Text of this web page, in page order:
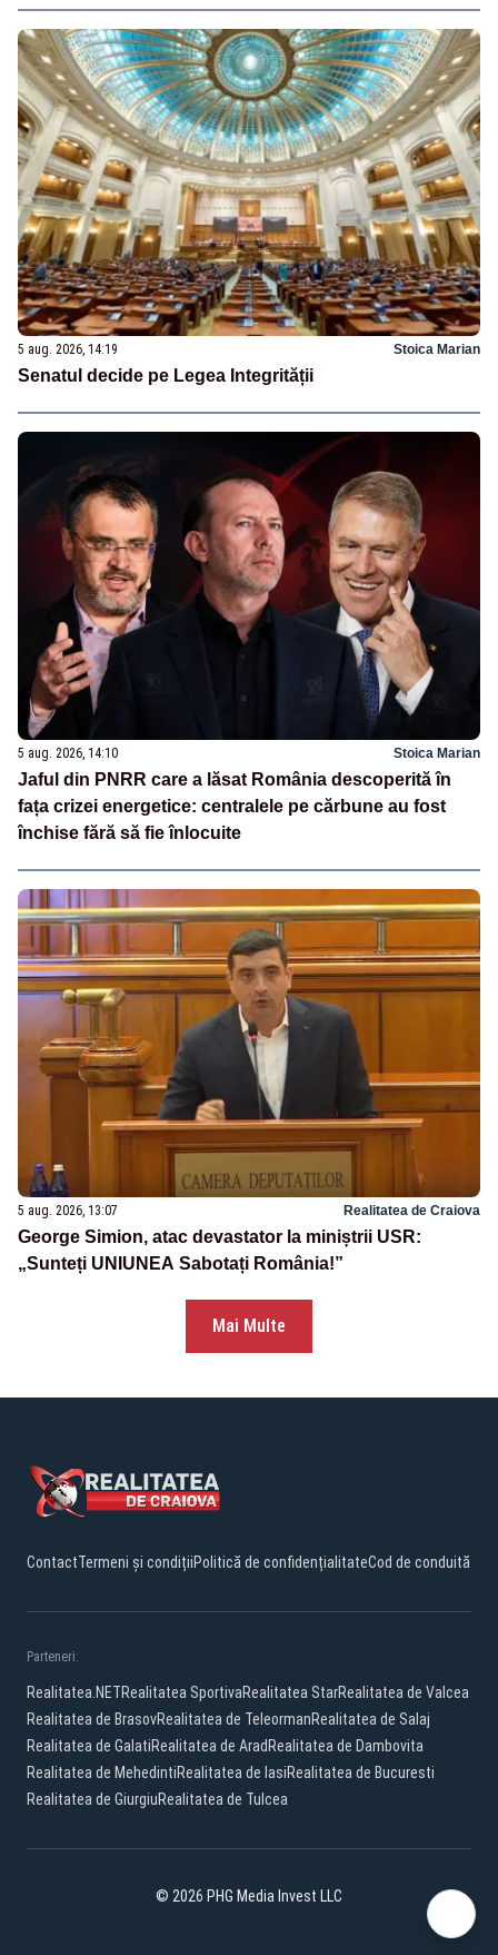
5 aug. 2026, 14:19 Stoica Marian
Senatul decide pe Legea Integrității
5 aug. 2026, 14:10 Stoica Marian
Jaful din PNRR care a lăsat România descoperită în
fața crizei energetice: centralele pe cărbune au fost
închise fără să fie înlocuite
5 aug. 2026, 13:07 Realitatea de Craiova
George Simion, atac devastator la miniștrii USR:
„Sunteți UNIUNEA Sabotați România!”
Mai Multe
ContactTermeni și condițiiPolitică de confidențialitateCod de conduită
Parteneri:
Realitatea.NETRealitatea SportivaRealitatea StarRealitatea de Valcea
Realitatea de BrasovRealitatea de TeleormanRealitatea de Salaj
Realitatea de GalatiRealitatea de Arad Realitatea de Dambovita
Realitatea de MehedintiRealitatea de IasiRealitatea de Bucuresti
Realitatea de GiurgiuRealitatea de Tulcea
© 2026 PHG Media Invest LLC